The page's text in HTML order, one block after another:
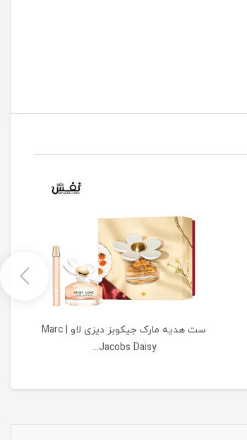
ست هدیه مارک جیکوبز دیزی لاو | Marc
Jacobs Daisy...